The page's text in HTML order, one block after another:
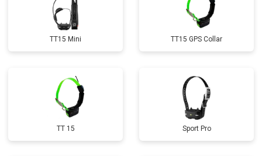
TT15 Mini TT15 GPS Collar
TT 15 Sport Pro